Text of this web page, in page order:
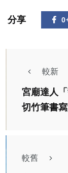
分享
較新
宮廟達人
切竹筆書
較舊